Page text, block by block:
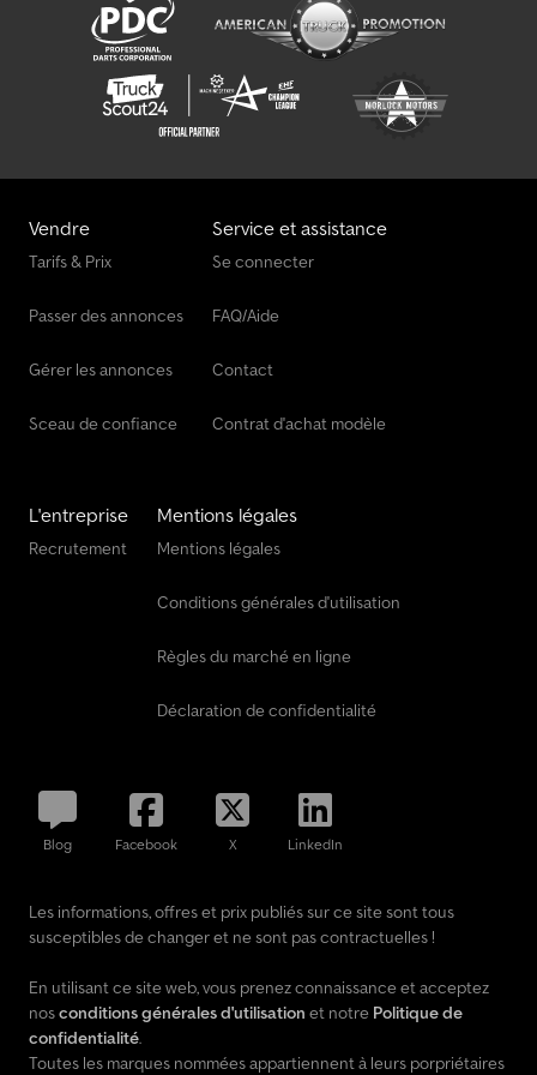
Vendre
Tarifs & Prix
Passer des annonces
Gérer les annonces
Sceau de confiance
Service et assistance
Se connecter
FAQ/Aide
Contact
Contrat d'achat modèle
L'entreprise
Recrutement
Mentions légales
Mentions légales
Conditions générales d'utilisation
Règles du marché en ligne
Déclaration de confidentialité
Blog Facebook X LinkedIn
Les informations, offres et prix publiés sur ce site sont tous
susceptibles de changer et ne sont pas contractuelles !
En utilisant ce site web, vous prenez connaissance et acceptez
nosconditions générales d'utilisation et notre Politique de
confidentialité.
Toutes les marques nommées appartiennent à leurs porpriétaires